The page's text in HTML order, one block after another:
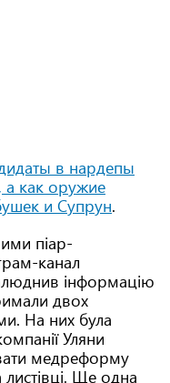
в нардепы
а как оружие
и Супрун.
піар-
канал
інформацію
двох
На них була
Уляни
медреформу
Ще одна